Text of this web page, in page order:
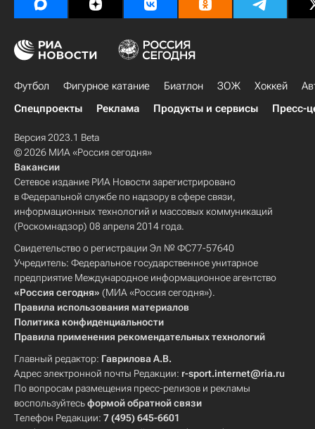
Футбол Фигурное катание Биатлон ЗОЖ Хоккей
Спецпроекты
Реклама Продукты и сервисы Пресс-
Версия 2023.1 Beta
© 2026 МИА «Россия сегодня»
Вакансии
Сетевое издание РИА Новости зарегистрировано
в Федеральной службе по надзору в сфере связи,
информационных технологий и массовых коммуникаций
(Роскомнадзор) 08 апреля 2014 года.
Свидетельство о регистрации Эл № ФС77-57640
Учредитель: Федеральное государственное унитарное
предприятие Международное информационное агентство
«Россия сегодня» (МИА «Россия сегодня»).
Правила использования материалов
Политика конфиденциальности
Правила применения рекомендательных технологий
Главный редактор: Гаврилова А.В.
Адрес электронной почты Редакции: r-sport.internet@ria.ru
По вопросам размещения пресс-релизов и рекламы
воспользуйтесьформой обратной связи
Телефон Редакции: 7 (495) 645-6601